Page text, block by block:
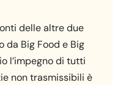
delle altre due
da Big Food e Big
l’impegno di tutti
non trasmissibili è